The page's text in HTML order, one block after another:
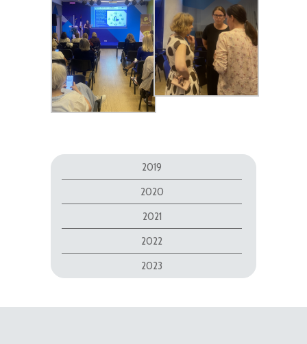
2019
2020
2021
2022
2023